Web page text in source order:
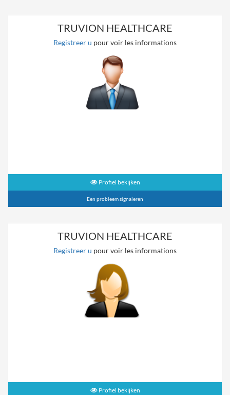
TRUVION HEALTHCARE
Registreer u pour voir les informations
Profiel bekijken
Een probleem signaleren
TRUVION HEALTHCARE
Registreer u pour voir les informations
Profiel bekijken